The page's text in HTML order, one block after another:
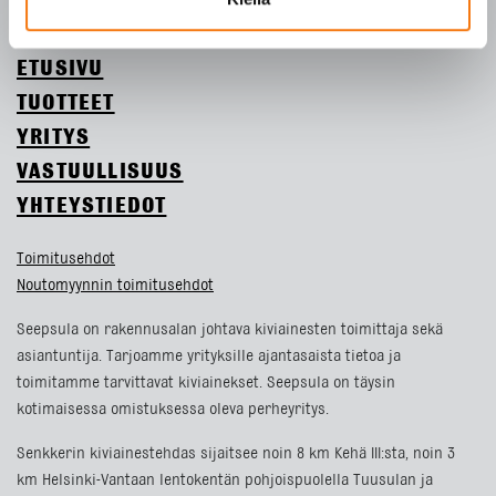
ETUSIVU
TUOTTEET
YRITYS
VASTUULLISUUS
YHTEYSTIEDOT
Toimitusehdot
Noutomyynnin toimitusehdot
Seepsula on rakennusalan johtava kiviainesten toimittaja sekä
asiantuntija. Tarjoamme yrityksille ajantasaista tietoa ja
toimitamme tarvittavat kiviainekset. Seepsula on täysin
kotimaisessa omistuksessa oleva perheyritys.
Senkkerin kiviainestehdas sijaitsee noin 8 km Kehä III:sta, noin 3
km Helsinki-Vantaan lentokentän pohjoispuolella Tuusulan ja